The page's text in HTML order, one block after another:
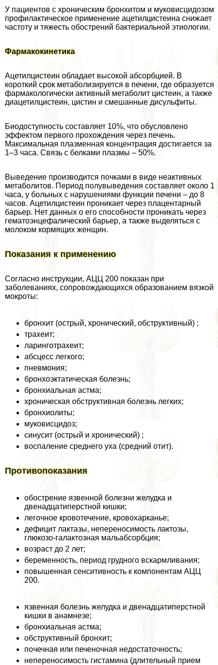
У пациентов с хроническим бронхитом и муковисцидозом
профилактическое применение ацетилцистеина снижает
частоту и тяжесть обострений бактериальной этиологии.
Фармакокинетика
Ацетилцистеин обладает высокой абсорбцией. В
короткий срок метаболизируется в печени, где образуется
фармакологически активный метаболит цистеин, а также
диацетилцистеин, цистин и смешанные дисульфиты.
Биодоступность составляет 10%, что обусловлено
эффектом первого прохождения через печень.
Максимальная плазменная концентрация достигается за
1–3 часа. Связь с белками плазмы – 50%.
Выведение производится почками в виде неактивных
метаболитов. Период полувыведения составляет около 1
часа, у больных с нарушениями функции печени – до 8
часов. Ацетилцистеин проникает через плацентарный
барьер. Нет данных о его способности проникать через
гематоэнцефалический барьер, а также выделяться с
молоком кормящих женщин.
Показания к применению
Согласно инструкции, АЦЦ 200 показан при
заболеваниях, сопровождающихся образованием вязкой
мокроты:
бронхит (острый, хронический, обструктивный) ;
трахеит;
ларинготрахеит;
абсцесс легкого;
пневмония;
бронхоэктатическая болезнь;
бронхиальная астма;
хроническая обструктивная болезнь легких;
бронхиолиты;
муковисцидоз;
синусит (острый и хронический) ;
воспаление среднего уха (средний отит).
Противопоказания
обострение язвенной болезни желудка и
двенадцатиперстной кишки;
легочное кровотечение, кровохарканье;
дефицит лактазы, непереносимость лактозы,
глюкозо-галактозная мальабсорбция;
возраст до 2 лет;
беременность, период грудного вскармливания;
повышенная сенситивность к компонентам АЦЦ
200.
язвенная болезнь желудка и двенадцатиперстной
кишки в анамнезе;
бронхиальная астма;
обструктивный бронхит;
почечная или печеночная недостаточность;
непереносимость гистамина (длительный прием